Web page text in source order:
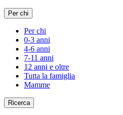
Per chi
Per chi
0-3 anni
4-6 anni
7-11 anni
12 anni e oltre
Tutta la famiglia
Mamme
Ricerca